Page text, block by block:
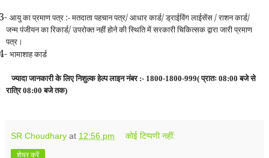
आयु का प्रमाण पत्र :- मतदाता पहचान पत्र/ आधार कार्ड/ ड्राईविंग लाईसेंस / राशन कार्ड/
जन्म पंजीयन का रिकार्ड/ उपरोक्त नहीं होने की स्थिति में सरकारी चिकित्सक द्वारा जारी प्रमाण
पत्र।
भामाशाह कार्ड
ज्यादा जानकारी के लिए निशुल्क हेल्प लाइन नंबर :- 1800-1800-999( प्रातः 08:00 बजे से
रात्रि 08:00 बजे तक)
SR Choudhary at 12:56 pm कोई टिप्पणी नहीं:
शेयर करें